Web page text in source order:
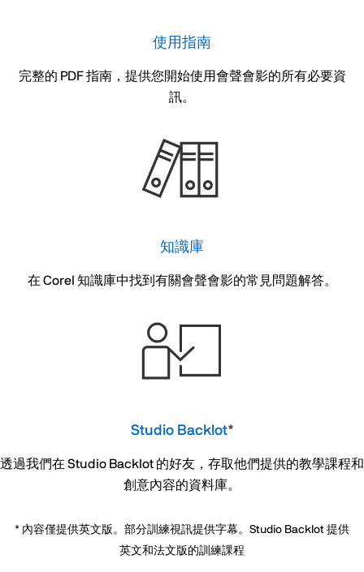
使用指南
完整的 PDF 指南，提供您開始使用會聲會影的所有必要資
訊。
知識庫
在 Corel 知識庫中找到有關會聲會影的常見問題解答。
Studio Backlot*
透過我們在 Studio Backlot 的好友，存取他們提供的教學課程和
創意內容的資料庫。
* 內容僅提供英文版。部分訓練視訊提供字幕。Studio Backlot 提供
英文和法文版的訓練課程